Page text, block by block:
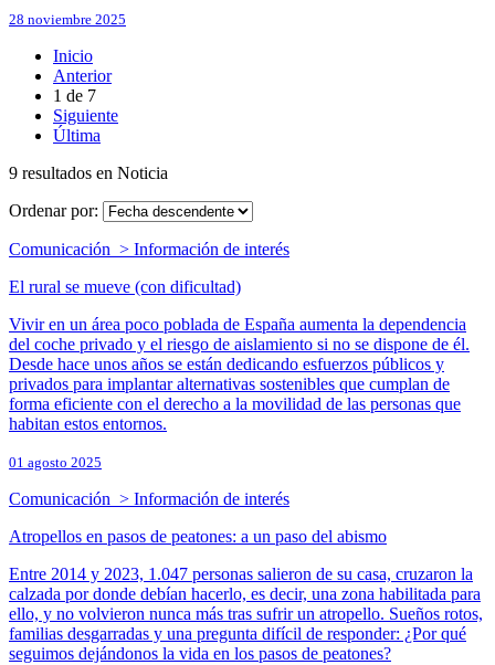
28 noviembre 2025
Inicio
Anterior
1 de 7
Siguiente
Última
9 resultados en Noticia
Ordenar por:
Comunicación > Información de interés
El rural se mueve (con dificultad)
Vivir en un área poco poblada de España aumenta la dependencia
del coche privado y el riesgo de aislamiento si no se dispone de él.
Desde hace unos años se están dedicando esfuerzos públicos y
privados para implantar alternativas sostenibles que cumplan de
forma eficiente con el derecho a la movilidad de las personas que
habitan estos entornos.
01 agosto 2025
Comunicación > Información de interés
Atropellos en pasos de peatones: a un paso del abismo
Entre 2014 y 2023, 1.047 personas salieron de su casa, cruzaron la
calzada por donde debían hacerlo, es decir, una zona habilitada para
ello, y no volvieron nunca más tras sufrir un atropello. Sueños rotos,
familias desgarradas y una pregunta difícil de responder: ¿Por qué
seguimos dejándonos la vida en los pasos de peatones?